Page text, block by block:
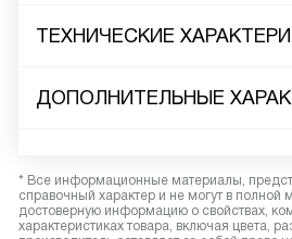
ТЕХНИЧЕСКИЕ
ДОПОЛНИТЕЛЬНЫЕ
* Все информационные материалы,
справочный характер и не могут в полной
достоверную информацию о свойствах,
характеристиках товара, включая цвета,